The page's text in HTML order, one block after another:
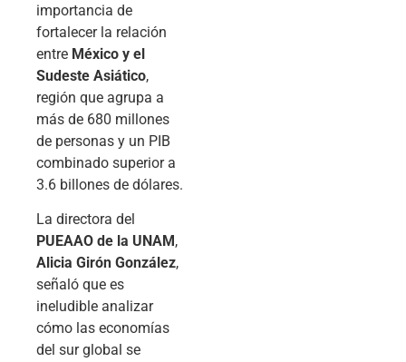
importancia de
fortalecer la relación
entre México y el
Sudeste Asiático,
región que agrupa a
más de 680 millones
de personas y un PIB
combinado superior a
3.6 billones de dólares.
La directora del
PUEAAO de la UNAM,
Alicia Girón González,
señaló que es
ineludible analizar
cómo las economías
del sur global se